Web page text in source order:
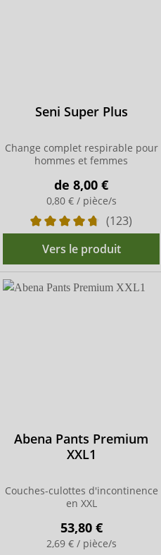
Seni Super Plus
Change complet respirable pour
hommes et femmes
de8,00 €
0,80 € / pièce/s
(123)
Vers le produit
Abena Pants Premium
XXL1
Couches-culottes d'incontinence
en XXL
53,80 €
2,69 € / pièce/s